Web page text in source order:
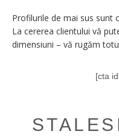
Profilurile de mai sus sunt
La cererea clientului vă
dimensiuni – vă rugăm
[cta